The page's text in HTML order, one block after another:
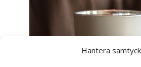
Hantera